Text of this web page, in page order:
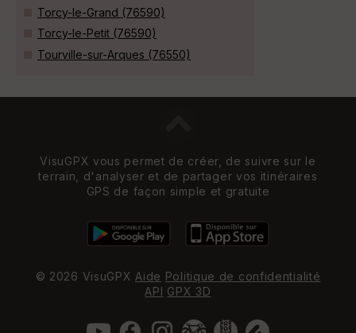
Torcy-le-Grand (76590)
Torcy-le-Petit (76590)
Tourville-sur-Arques (76550)
VisuGPX vous permet de créer, de suivre sur le
terrain, d'analyser et de partager vos itinéraires
GPS de façon simple et gratuite
© 2026 VisuGPX Aide Politique de confidentialité
API GPX 3D